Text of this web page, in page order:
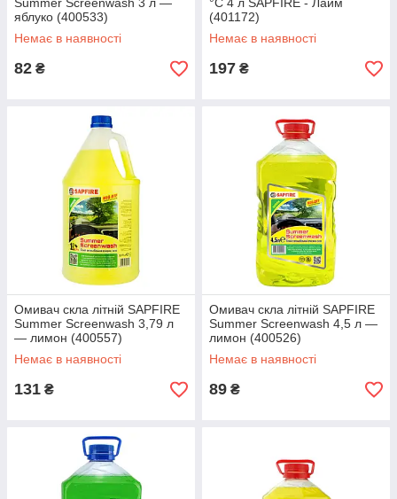
яблуко (400533)
Немає в наявності
82 ₴
(401172)
Немає в наявності
197 ₴
Омивач скла літній SAPFIRE
Summer Screenwash 3,79 л
— лимон (400557)
Немає в наявності
131 ₴
Омивач скла літній SAPFIRE
Summer Screenwash 4,5 л —
лимон (400526)
Немає в наявності
89 ₴